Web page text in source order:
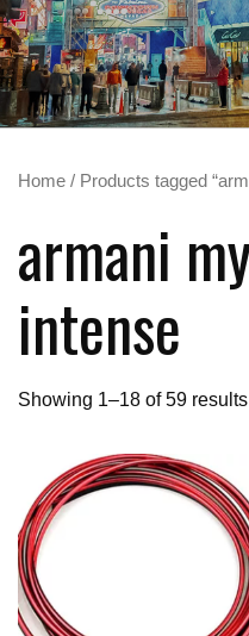
Home / Products tagged
armani
intense
Showing 1–18 of 59 results